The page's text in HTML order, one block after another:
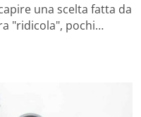
una scelta fatta da
"ridicola", pochi…